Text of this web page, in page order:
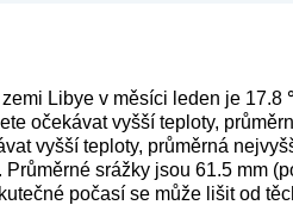
Libye v měsíci leden je
očekávat vyšší teploty,
vyšší teploty, průměrná
srážky jsou 61.5 mm (
počasí se může lišit od